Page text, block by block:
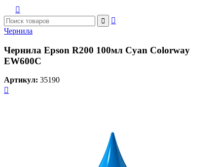



Чернила
Чернила Epson R200 100мл Cyan Colorway
EW600C
Артикул: 35190
